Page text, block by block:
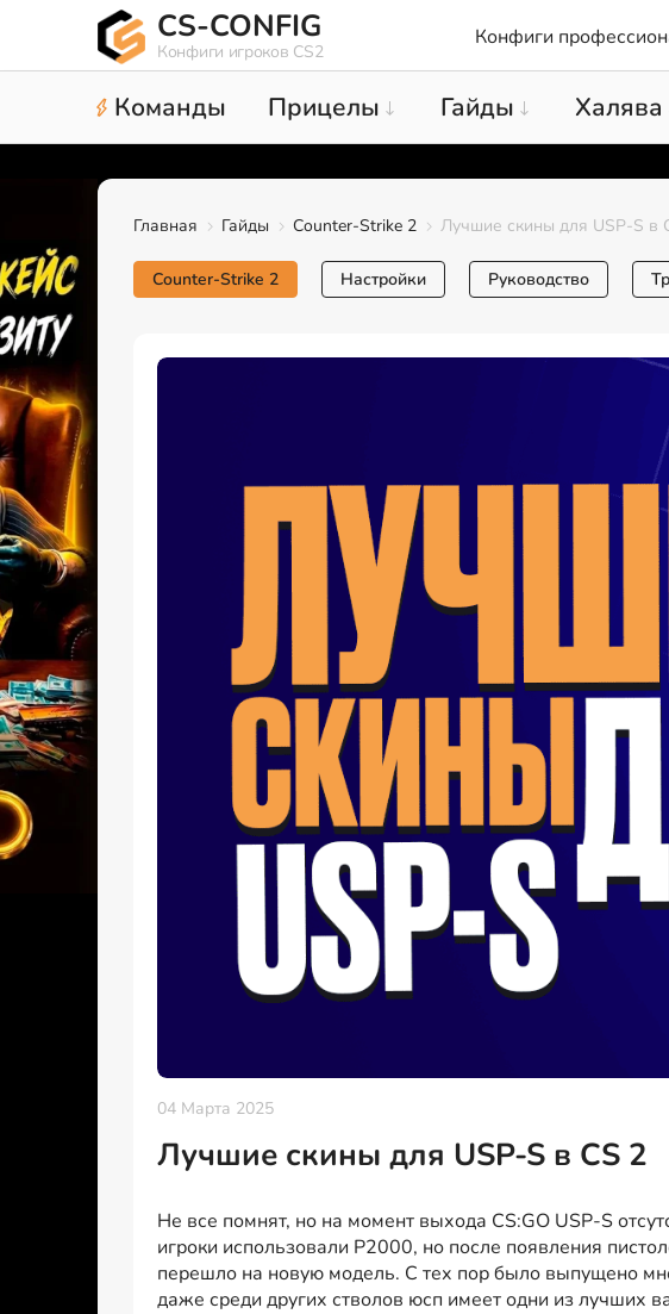
CS-CONFIG
Конфиги игроков CS2
Конфиги
Команды Прицелы Гайды Халява
Главная Гайды Counter-Strike 2 Лучшие скины для USP-S в
Counter-Strike 2 Настройки Руководство
04 Марта 2025
Лучшие скины для USP-S в CS 2
Не все помнят, но на момент выхода CS:GO USP-S
игроки использовали P2000, но после появления
перешло на новую модель. С тех пор было выпущено
даже среди других стволов юсп имеет одни из лучших